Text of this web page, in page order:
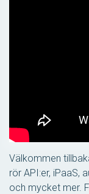
Välkommen
rör API:er, iPaaS,
och mycket mer.